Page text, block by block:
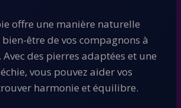
offre une manière naturelle
être de vos compagnons à
des pierres adaptées et une
vous pouvez aider vos
harmonie et équilibre.